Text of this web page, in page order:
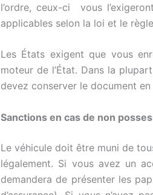
l’ordre, ceux-ci vous
applicables selon la loi et le
Les États exigent que vous
moteur de l’État. Dans la
devez conserver le document
Sanctions en cas de non
Le véhicule doit être muni de
légalement. Si vous avez un
demandera de présenter les